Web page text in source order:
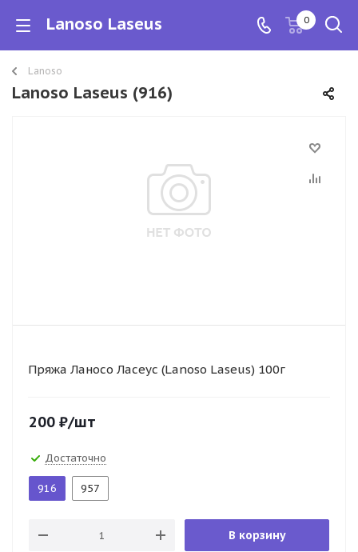
Lanoso Laseus 0
Lanoso
Lanoso Laseus (916)
Пряжа Ланосо Ласеус (Lanoso Laseus) 100г
200 ₽/шт
Достаточно
916 957
В корзину